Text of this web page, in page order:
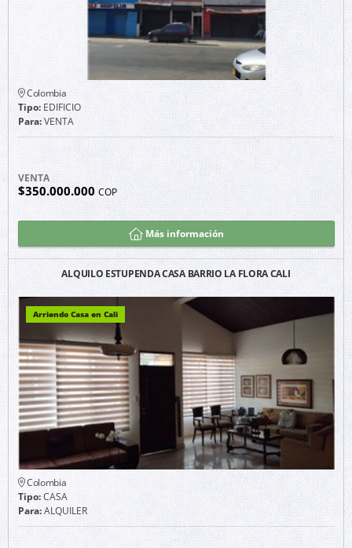
Colombia
Tipo:EDIFICIO
Para:VENTA
VENTA
$350.000.000COP
Más información
ALQUILO ESTUPENDA CASA BARRIO LA FLORA CALI
Arriendo Casa en Cali
Colombia
Tipo:CASA
Para:ALQUILER